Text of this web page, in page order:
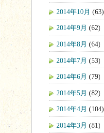
2014年10月 (63)
2014年9月 (62)
2014年8月 (64)
2014年7月 (53)
2014年6月 (79)
2014年5月 (82)
2014年4月 (104)
2014年3月 (81)